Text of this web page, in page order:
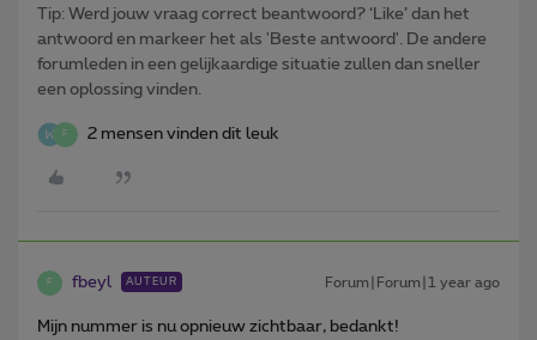
Tip: Werd jouw vraag correct beantwoord? ‘Like’ dan het
antwoord en markeer het als 'Beste antwoord'. De andere
forumleden in een gelijkaardige situatie zullen dan sneller
een oplossing vinden.
F 2 mensen vinden dit leuk
F fbeyl AUTEUR Forum|Forum|1 year ago
Mijn nummer is nu opnieuw zichtbaar, bedankt!